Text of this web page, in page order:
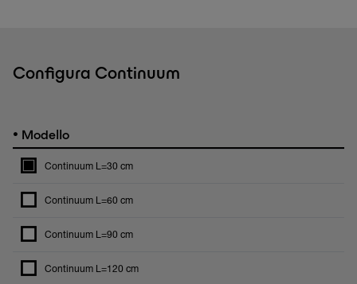
Configura Continuum
• Modello
Continuum L=30 cm
Continuum L=60 cm
Continuum L=90 cm
Continuum L=120 cm